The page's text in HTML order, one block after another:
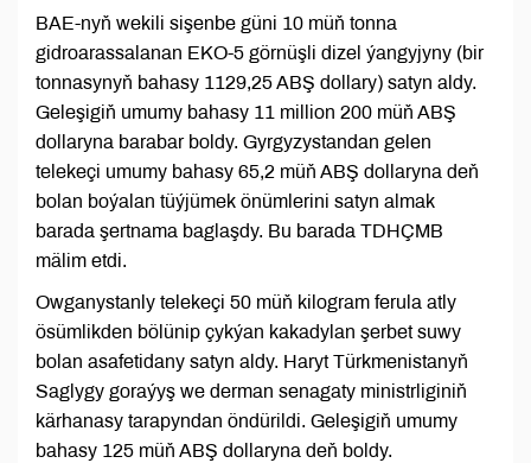
BAE-nyň wekili sişenbe güni 10 müň tonna
gidroarassalanan EKO-5 görnüşli dizel ýangyjyny (bir
tonnasynyň bahasy 1129,25 ABŞ dollary) satyn aldy.
Geleşigiň umumy bahasy 11 million 200 müň ABŞ
dollaryna barabar boldy. Gyrgyzystandan gelen
telekeçi umumy bahasy 65,2 müň ABŞ dollaryna deň
bolan boýalan tüýjümek önümlerini satyn almak
barada şertnama baglaşdy. Bu barada TDHÇMB
mälim etdi.
Owganystanly telekeçi 50 müň kilogram ferula atly
ösümlikden bölünip çykýan kakadylan şerbet suwy
bolan asafetidany satyn aldy. Haryt Türkmenistanyň
Saglygy goraýyş we derman senagaty ministrliginiň
kärhanasy tarapyndan öndürildi. Geleşigiň umumy
bahasy 125 müň ABŞ dollaryna deň boldy.